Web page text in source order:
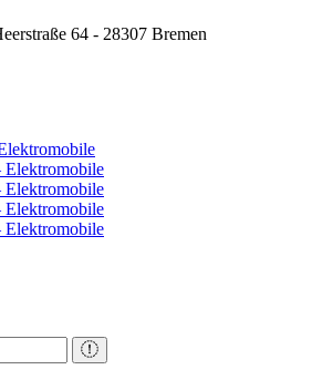
64 - 28307 Bremen
Elektromobile
Elektromobile
Elektromobile
Elektromobile